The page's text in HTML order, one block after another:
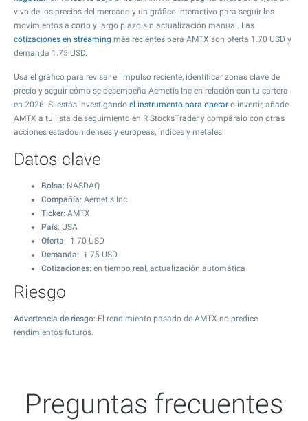
vivo de los precios del mercado y un gráfico interactivo para seguir los
movimientos a corto y largo plazo sin actualización manual. Las
cotizaciones en streaming más recientes para AMTX son oferta 1.70 USD y
demanda 1.75 USD.
Usa el gráfico para revisar el impulso reciente, identificar zonas clave de
precio y seguir cómo se desempeña Aemetis Inc en relación con tu cartera
en 2026. Si estás investigando el instrumento para operar o invertir, añade
AMTX a tu lista de seguimiento en R StocksTrader y compáralo con otras
acciones estadounidenses y europeas, índices y metales.
Datos clave
Bolsa: NASDAQ
Compañía: Aemetis Inc
Ticker: AMTX
País: USA
Oferta: 1.70 USD
Demanda: 1.75 USD
Cotizaciones: en tiempo real, actualización automática
Riesgo
Advertencia de riesgo: El rendimiento pasado de AMTX no predice
rendimientos futuros.
Preguntas frecuentes